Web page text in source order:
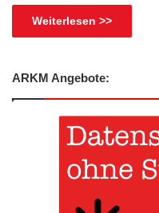
Weiterlesen >>
ARKM Angebote: